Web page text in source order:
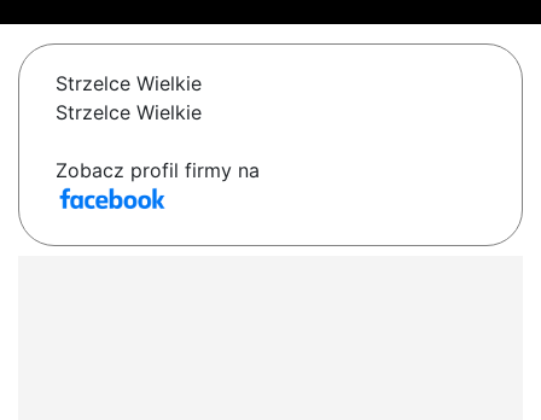
Strzelce Wielkie
Strzelce Wielkie
Zobacz profil firmy na